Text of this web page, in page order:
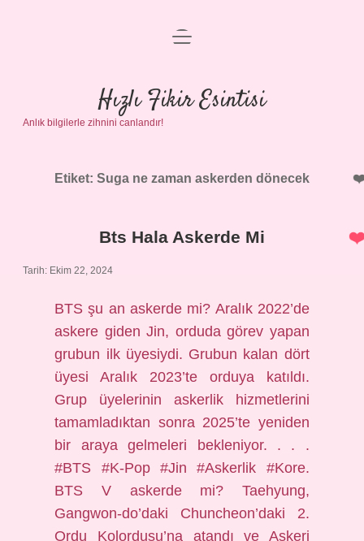
Anasayfa
Gizlilik Politikası
Yasal Uyarı
menüyü
Hızlı Fikir Esintisi
Anlık bilgilerle zihnini canlandır!
Etiket: Suga ne zaman askerden dönecek
Bts Hala Askerde Mi
Tarih: Ekim 22, 2024
BTS şu an askerde mi? Aralık 2022’de
askere giden Jin, orduda görev yapan
grubun ilk üyesiydi. Grubun kalan dört
üyesi Aralık 2023’te orduya katıldı.
Grup üyelerinin askerlik hizmetlerini
tamamladıktan sonra 2025’te yeniden
bir araya gelmeleri bekleniyor. . . .
#BTS #K-Pop #Jin #Askerlik #Kore.
BTS V askerde mi? Taehyung,
Gangwon-do’daki Chuncheon’daki 2.
Ordu Kolordusu’na atandı ve Askeri